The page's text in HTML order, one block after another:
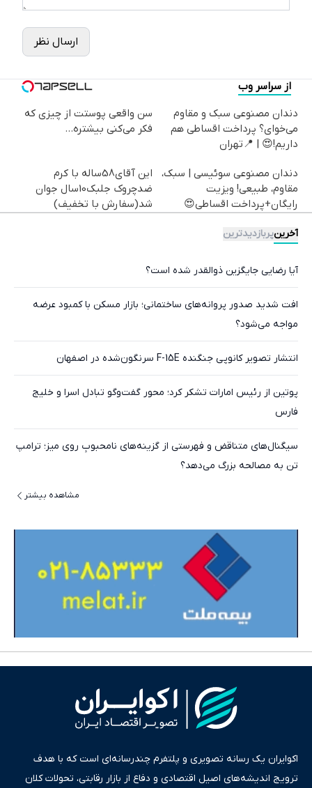
ارسال نظر
از سراسر وب
دندان مصنوعی سبک و مقاوم
می‌خوای؟ پرداخت اقساطی هم
داریم!😍 | 📍تهران
سن واقعی پوستت از چیزی که
فکر می‌کنی بیشتره...
دندان مصنوعی سوئیسی | سبک،
مقاوم، طبیعی! ویزیت
رایگان+پرداخت اقساطی😍
این آقای58ساله با کرم
ضدچروک جلبک10سال جوان
شد(سفارش با تخفیف)
آخرینپربازدیدترین
آیا رضایی جایگزین ذوالقدر شده است؟
افت شدید صدور پروانه‌های ساختمانی؛ بازار مسکن با کمبود عرضه
مواجه می‌شود؟
انتشار تصویر کانوپی جنگنده F-15E سرنگون‌شده در اصفهان
پوتین از رئیس امارات تشکر کرد؛ محور گفت‌وگو تبادل اسرا و خلیج
فارس
سیگنال‌های متناقض و فهرستی از گزینه‌های نامحبوبِ روی میز؛ ترامپ
تن به مصالحه بزرگ می‌دهد؟
مشاهده بیشتر
اکوایران یک رسانه تصویری و پلتفرم چندرسانه‌ای است که با هدف
ترویج اندیشه‌های اصیل اقتصادی و دفاع از بازار رقابتی، تحولات کلان